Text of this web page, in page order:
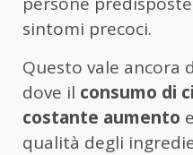
sintomi precoci.
Questo vale ancora
dove il consumo di
costante aumento
qualità degli